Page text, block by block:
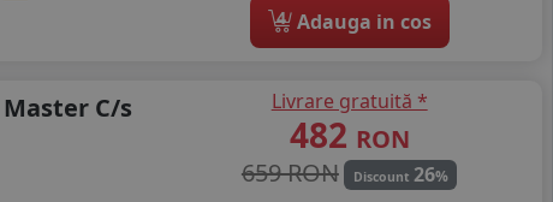
4 Adauga in cos
C/s
Livrare gratuită *
482 RON
659 RON
Discount 26%